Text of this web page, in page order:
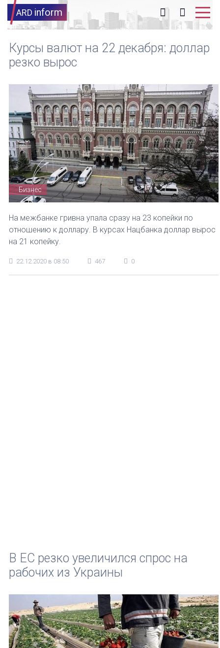
ARD inform
Курсы валют на 22 декабря: доллар
резко вырос
Бизнес
На межбанке гривна упала сразу на 23 копейки по
отношению к доллару. В курсах Нацбанка доллар вырос
на 21 копейку.
22.12.2020 в 08:50 467 0
В ЕС резко увеличился спрос на
рабочих из Украины